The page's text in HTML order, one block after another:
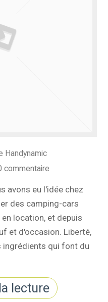
Handynamic
commentaire
avons eu l'idée chez
des camping-cars
location, et depuis
et d'occasion. Liberté,
ingrédients qui font du
lecture